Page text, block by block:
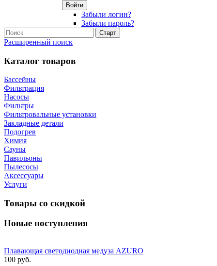
Войти
Забыли логин?
Забыли пароль?
Расширенный поиск
Каталог товаров
Бассейны
Фильтрация
Насосы
Фильтры
Фильтровальные установки
Закладные детали
Подогрев
Химия
Сауны
Павильоны
Пылесосы
Аксессуары
Услуги
Товары со скидкой
Новые поступления
Плавающая светодиодная медуза AZURO
100 руб.